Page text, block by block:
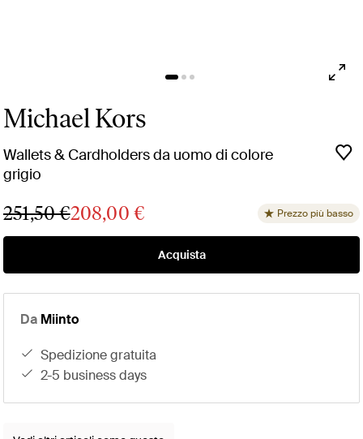
Michael Kors
Wallets & Cardholders da uomo di colore
grigio
251,50 €208,00 € Prezzo più basso
Acquista
Da Miinto
spedizione gratuita
2-5 business days